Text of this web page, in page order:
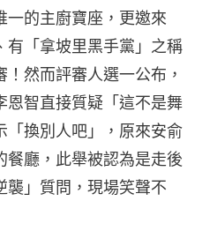
一的主廚寶座，更邀來
有「拿坡里黑手黨」之稱
然而評審人選一公布，
恩智直接質疑「這不是舞
「換別人吧」，原來安俞
餐廳，此舉被認為是走後
襲」質問，現場笑聲不